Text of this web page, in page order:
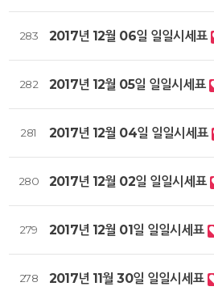
283 2017년 12월 06일 일일시세표
282 2017년 12월 05일 일일시세표
281 2017년 12월 04일 일일시세표
280 2017년 12월 02일 일일시세표
279 2017년 12월 01일 일일시세표
278 2017년 11월 30일 일일시세표